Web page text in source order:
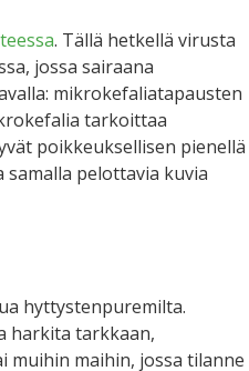
. Tällä hetkellä virusta
jossa sairaana
mikrokefaliatapausten
tarkoittaa
poikkeuksellisen pienellä
pelottavia kuvia
hyttystenpuremilta.
harkita tarkkaan,
muihin maihin, jossa tilanne